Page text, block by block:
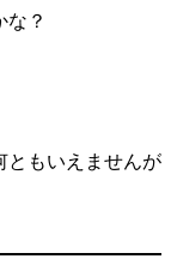
な？
ともいえませんが